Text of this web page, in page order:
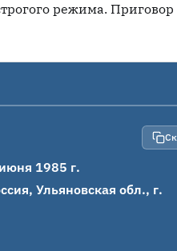
режима.
1985 г.
Ульяновская обл., г.